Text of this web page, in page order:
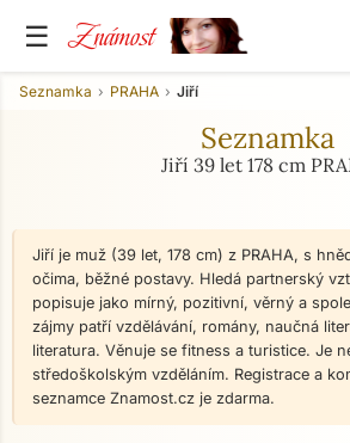
☰ Známost
Seznamka PRAHA Jiří
Seznamka
Jiří 39 let 178 cm
Jiří je muž (39 let, 178 cm) z PRAHA, s
očima, běžné postavy. Hledá partnerský
popisuje jako mírný, pozitivní, věrný a
zájmy patří vzdělávání, romány, naučná
literatura. Věnuje se fitness a turistice. Je
středoškolským vzděláním. Registrace a
seznamce Znamost.cz je zdarma.